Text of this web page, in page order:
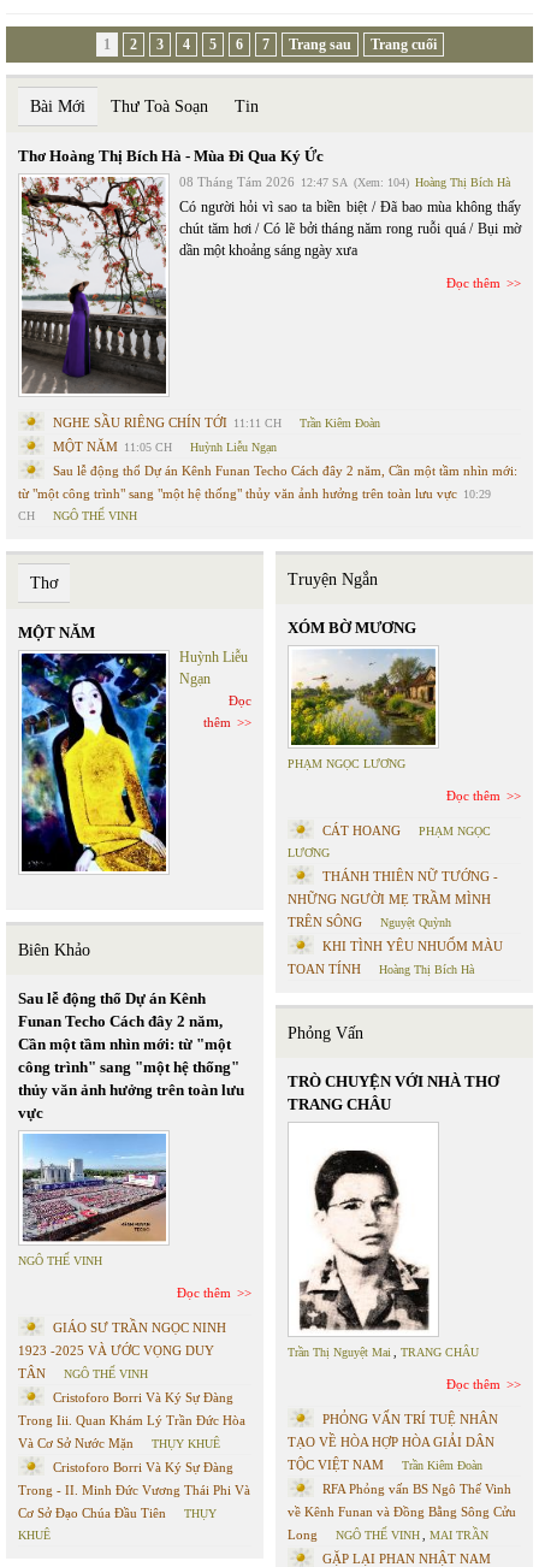
1 2 3 4 5 6 7 Trang sau Trang cuối
Bài Mới Thư Toà Soạn Tin
Thơ Hoàng Thị Bích Hà - Mùa Đi Qua Ký Ức
08 Tháng Tám 2026 12:47 SA (Xem: 104) Hoàng Thị Bích Hà
Có người hỏi vì sao ta biền biệt / Đã bao mùa không thấy
chút tăm hơi / Có lẽ bởi tháng năm rong ruỗi quá / Bụi mờ
dần một khoảng sáng ngày xưa
Đọc thêm
NGHE SẦU RIÊNG CHÍN TỚI 11:11 CH Trần Kiêm Đoàn
MỘT NĂM 11:05 CH Huỳnh Liễu Ngạn
Sau lễ động thổ Dự án Kênh Funan Techo Cách đây 2 năm, Cần một tầm nhìn mới:
từ "một công trình" sang "một hệ thống" thủy văn ảnh hưởng trên toàn lưu vực 10:29
CH
NGÔ THẾ VINH
Thơ
MỘT NĂM
Huỳnh Liễu
Ngạn
Đọc
thêm
Biên Khảo
Sau lễ động thổ Dự án Kênh
Funan Techo Cách đây 2 năm,
Cần một tầm nhìn mới: từ "một
công trình" sang "một hệ thống"
thủy văn ảnh hưởng trên toàn lưu
vực
NGÔ THẾ VINH
Đọc thêm
GIÁO SƯ TRẦN NGỌC NINH
1923 -2025 VÀ ƯỚC VỌNG DUY
TÂN
NGÔ THẾ VINH
Cristoforo Borri Và Ký Sự Đàng
Trong Iii. Quan Khám Lý Trần Đức Hòa
Và Cơ Sở Nước Mặn
THỤY KHUÊ
Cristoforo Borri Và Ký Sự Đàng
Trong - II. Minh Đức Vương Thái Phi Và
Cơ Sở Đạo Chúa Đầu Tiên
THỤY
KHUÊ
Truyện Ngắn
XÓM BỜ MƯƠNG
PHẠM NGỌC LƯƠNG
Đọc thêm
CÁT HOANG
PHẠM NGỌC
LƯƠNG
THÁNH THIÊN NỮ TƯỚNG -
NHỮNG NGƯỜI MẸ TRẦM MÌNH
TRÊN SÔNG
Nguyệt Quỳnh
KHI TÌNH YÊU NHUỐM MÀU
TOAN TÍNH
Hoàng Thị Bích Hà
Phỏng Vấn
TRÒ CHUYỆN VỚI NHÀ THƠ
TRANG CHÂU
Trần Thị Nguyệt Mai TRANG CHÂU
Đọc thêm
PHỎNG VẤN TRÍ TUỆ NHÂN
TẠO VỀ HÒA HỢP HÒA GIẢI DÂN
TỘC VIỆT NAM
Trần Kiêm Đoàn
RFA Phỏng vấn BS Ngô Thế Vinh
về Kênh Funan và Đồng Bằng Sông Cửu
Long
NGÔ THẾ VINH MAI TRẦN
GẶP LẠI PHAN NHẬT NAM